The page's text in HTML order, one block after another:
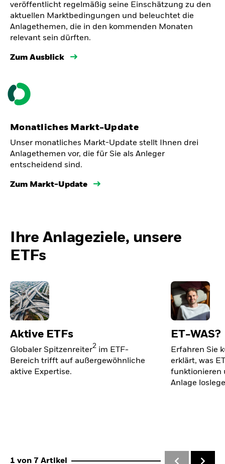
veröffentlicht regelmäßig seine Einschätzung zu den
aktuellen Marktbedingungen und beleuchtet die
Anlagethemen, die in den kommenden Monaten
relevant sein dürften.
Zum Ausblick
Monatliches Markt-Update
Unser monatliches Markt-Update stellt Ihnen drei
Anlagethemen vor, die für Sie als Anleger
entscheidend sind.
Zum Markt-Update
Ihre Anlageziele, unsere
ETFs
Aktive ETFs
Globaler Spitzenreiter2 im ETF-
Bereich trifft auf außergewöhnliche
aktive Expertise.
ET-WAS?
Erfahren Sie
erklärt, was
funktionieren
Anlage
1 von 7 Artikel